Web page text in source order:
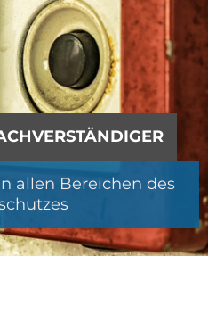
allen Bereichen des